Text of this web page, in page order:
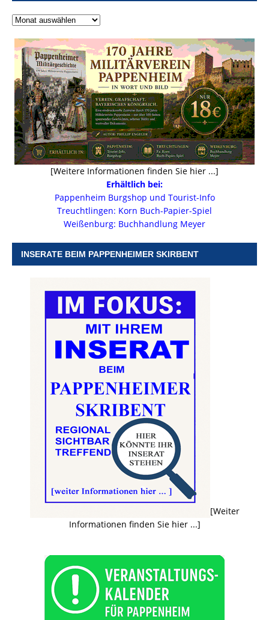
[Weitere Informationen finden Sie hier ...]
Erhältlich bei:
Pappenheim Burgshop und Tourist-Info
Treuchtlingen: Korn Buch-Papier-Spiel
Weißenburg: Buchhandlung Meyer
INSERATE BEIM PAPPENHEIMER SKIRBENT
[Weiter
Informationen finden Sie hier ...]